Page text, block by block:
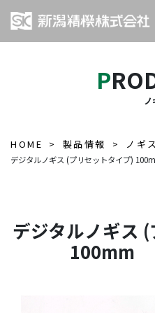
ノ
HOME 製品情報 ノギス
デジタルノギス (プリセットタイプ)
デジタルノギス
100mm